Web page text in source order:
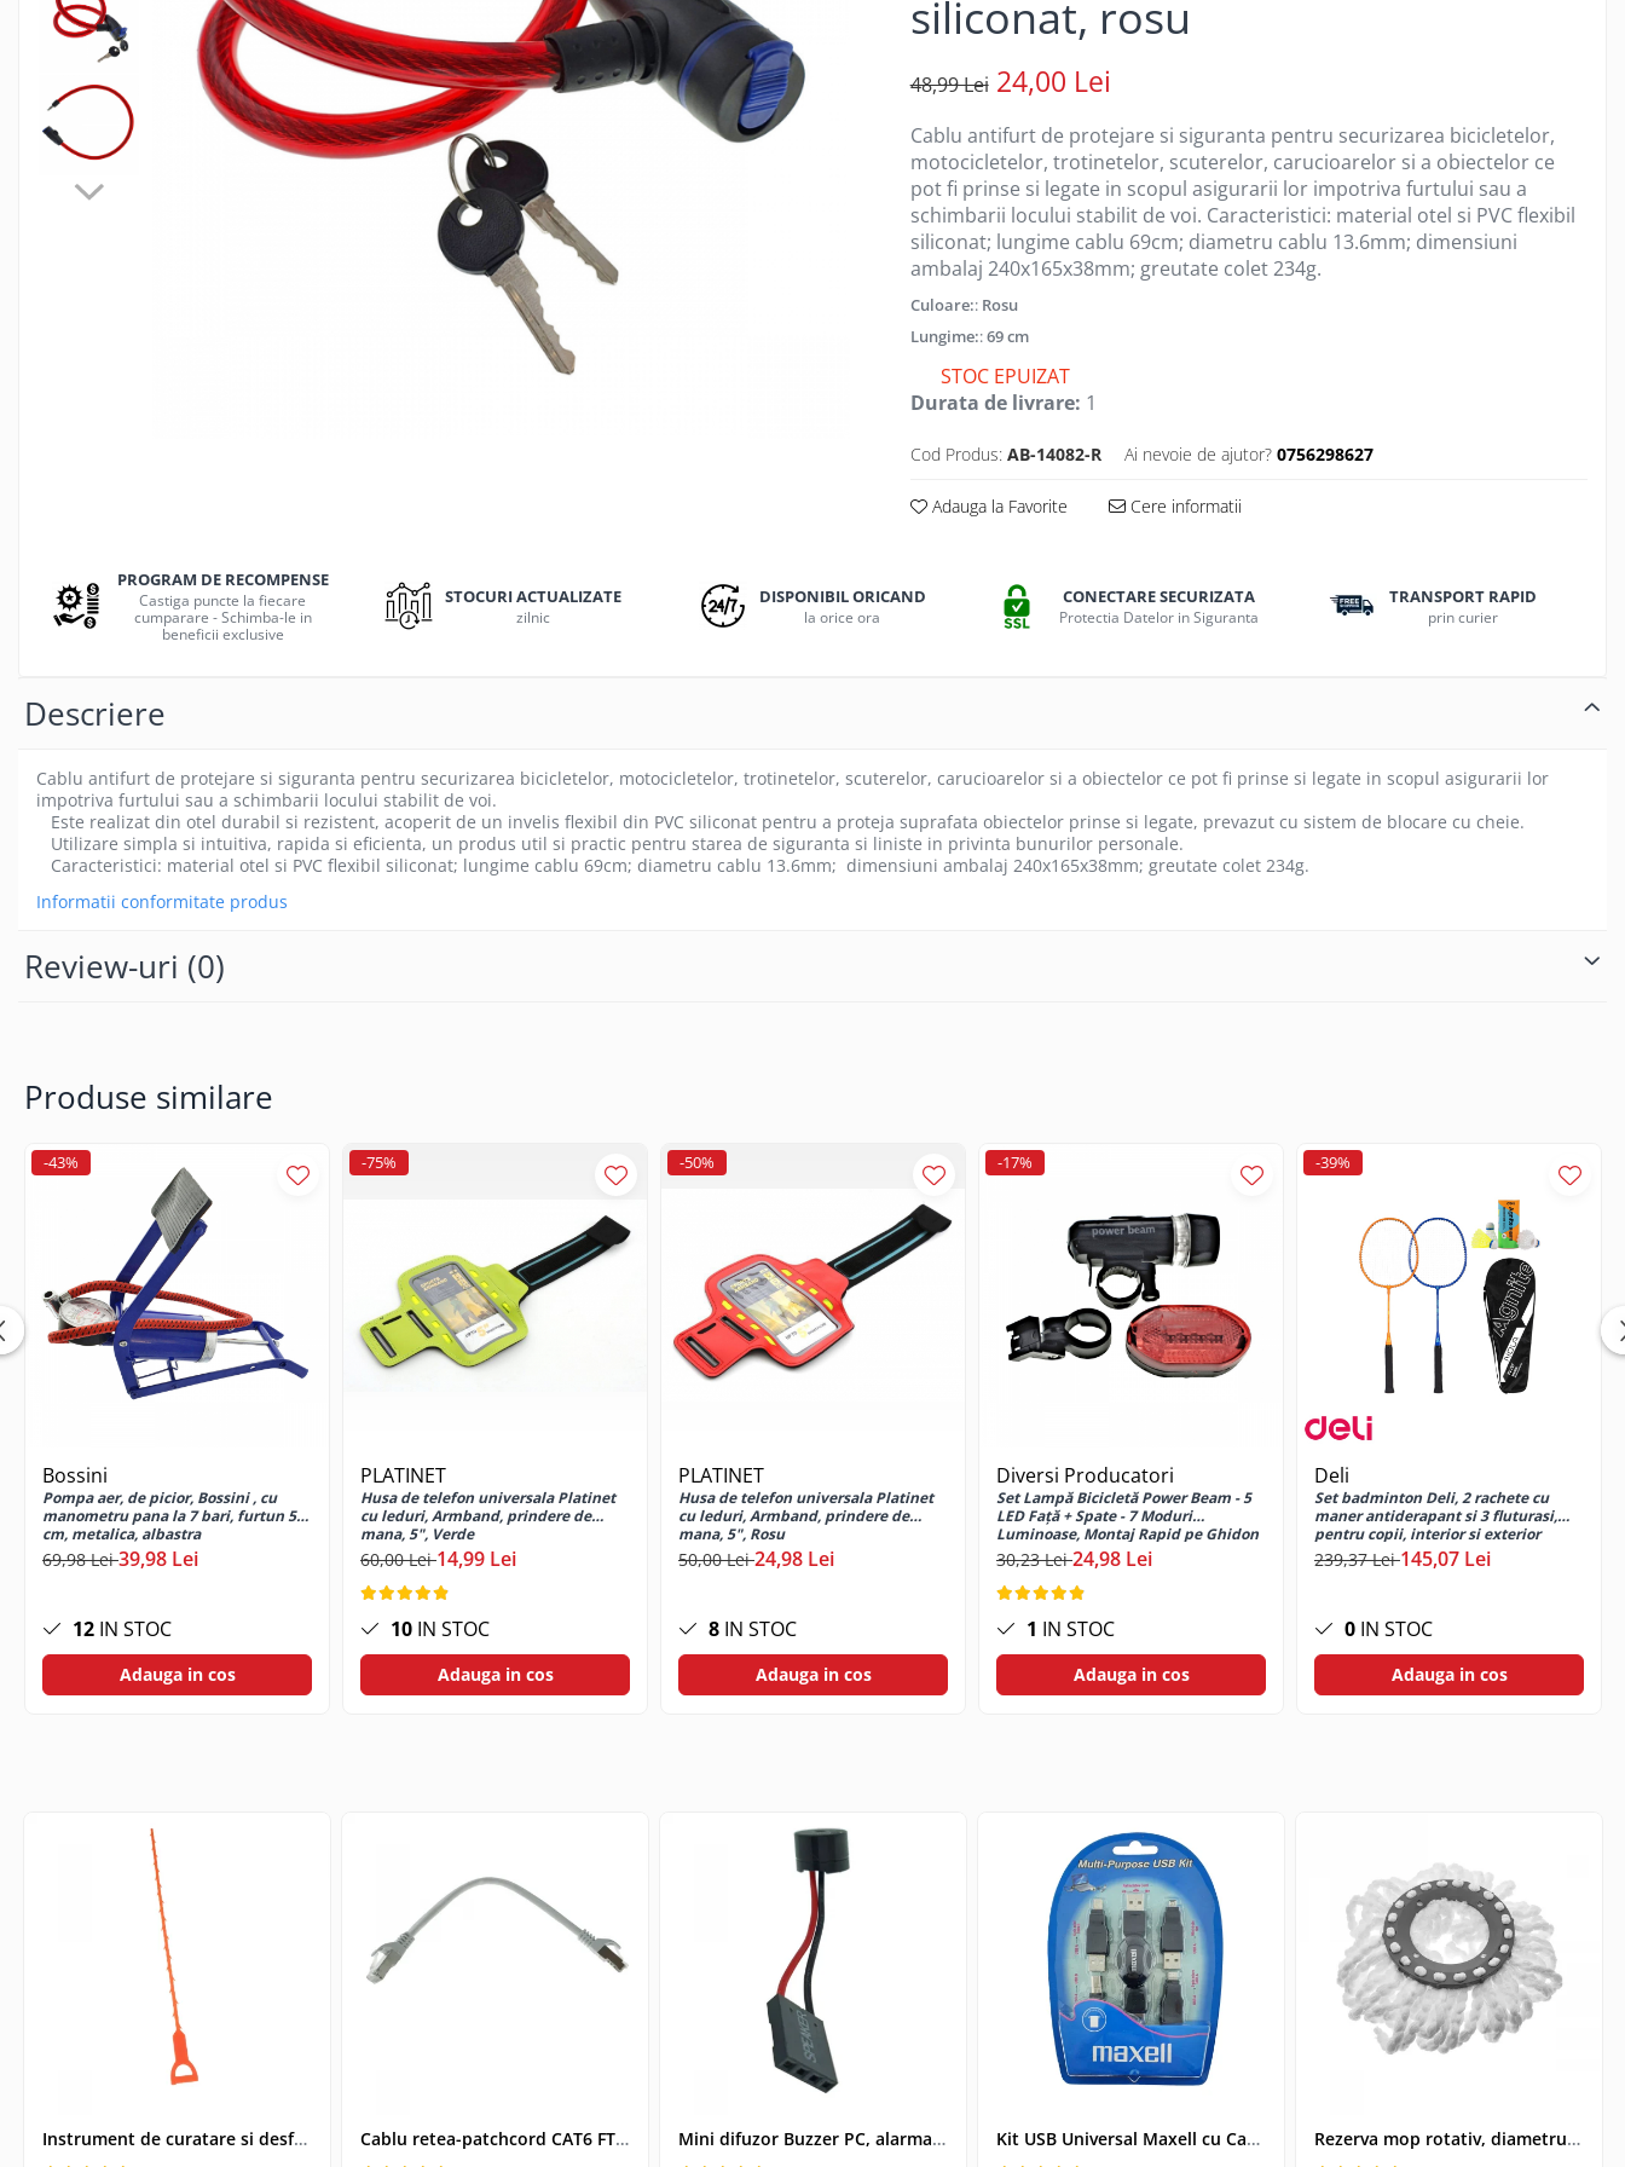
Jocuri de masa
Machiaj temporar si efecte speciale
Seturi si jocuri creative
Articole pentru creatori de
continut
Munca mobila
Microfoane Gaming
Mouse Gaming
Tastatura Gaming
Accesorii laptop
Cooler laptop
Ventilatoare USB
Accesorii monitoare
Suporturi monitoare
Accesorii SIM
Cabluri USB tip C
Casti wireless
Gadgets smartphone
Huse smartphone
Incarcatoare wireless
Incarcator auto
Incarcator priza retea
Lentile smartphone
Microfoane pentru smartphone
Selfie Stickuri & Stative pentru
Smartphone
Stickers smartphone
Stylus pen
Suport birou
Telecomanda Smart
Accesorii tablete
Huse si protectii pentru Apple iPad
10.9 (gen 10, 2022)
Huse si protectii pentru Apple iPad
Huse si protectii pentru Apple iPad
Huse si protectii pentru Samsung
Huse si protectii pentru Samsung
Accesorii Televizoare
siliconat, rosu
48,99 Lei 24,00 Lei
Cablu antifurt de protejare si siguranta pentru securizarea bicicletelor,
motocicletelor, trotinetelor, scuterelor, carucioarelor si a obiectelor ce
pot fi prinse si legate in scopul asigurarii lor impotriva furtului sau a
schimbarii locului stabilit de voi. Caracteristici: material otel si PVC flexibil
siliconat; lungime cablu 69cm; diametru cablu 13.6mm; dimensiuni
ambalaj 240x165x38mm; greutate colet 234g.
Culoare:: Rosu
Lungime::69 cm
STOC EPUIZAT
Durata de livrare: 1
Cod Produs: AB-14082-R Ai nevoie de ajutor? 0756298627
Adauga la Favorite Cere informatii
PROGRAM DE RECOMPENSE
Castiga puncte la fiecare
cumparare - Schimba-le in
beneficii exclusive
STOCURI ACTUALIZATE
zilnic
DISPONIBIL ORICAND
la orice ora
CONECTARE SECURIZATA
Protectia Datelor in Siguranta
TRANSPORT RAPID
prin curier
Descriere
Cablu antifurt de protejare si siguranta pentru securizarea bicicletelor, motocicletelor, trotinetelor, scuterelor, carucioarelor si a obiectelor ce pot fi prinse si legate in scopul asigurarii lor
impotriva furtului sau a schimbarii locului stabilit de voi.
Este realizat din otel durabil si rezistent, acoperit de un invelis flexibil din PVC siliconat pentru a proteja suprafata obiectelor prinse si legate, prevazut cu sistem de blocare cu cheie.
Utilizare simpla si intuitiva, rapida si eficienta, un produs util si practic pentru starea de siguranta si liniste in privinta bunurilor personale.
Caracteristici: material otel si PVC flexibil siliconat; lungime cablu 69cm; diametru cablu 13.6mm; dimensiuni ambalaj 240x165x38mm; greutate colet 234g.
Informatii conformitate produs
Review-uri (0)
Produse similare
-43%
Bossini
Pompa aer, de picior, Bossini , cu
manometru pana la 7 bari, furtun 50
cm, metalica, albastra
69,98 Lei39,98 Lei
12 IN STOC
Adauga in cos
-75%
PLATINET
Husa de telefon universala Platinet
cu leduri, Armband, prindere de
mana, 5", Verde
60,00 Lei14,99 Lei
10 IN STOC
Adauga in cos
-50%
PLATINET
Husa de telefon universala Platinet
cu leduri, Armband, prindere de
mana, 5", Rosu
50,00 Lei24,98 Lei
8 IN STOC
Adauga in cos
-17%
Diversi Producatori
Set Lampă Bicicletă Power Beam - 5
LED Față + Spate - 7 Moduri
Luminoase, Montaj Rapid pe Ghidon
30,23 Lei24,98 Lei
1 IN STOC
Adauga in cos
-39%
Deli
Set badminton Deli, 2 rachete cu
maner antiderapant si 3 fluturasi,
pentru copii, interior si exterior
239,37 Lei145,07 Lei
0 IN STOC
Adauga in cos
Instrument de curatare si desfundare coloane de scurgeri, Drain Cleaner, lungime 51 cm Cablu retea-patchcord CAT6 FTP, Lanberg 43612, 2 X RJ45, lungime 25cm, AWG26, 10Gb/s-250MHz, de legatura retea, ethernet, gri Mini difuzor Buzzer PC, alarma sonora pentru placa de baza PC Kit USB Universal Maxell cu Cablu Retractabil si 4 Adaptoare, Husa Protectoare - Conectivitate pentru Dispozitive Vechi si Noi Rezerva mop rotativ, diametrul parte prindere 16 cm, microfibre cu lungime de 15 cm, alba